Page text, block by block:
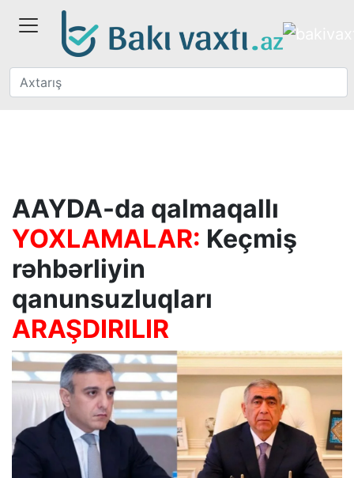
AAYDA-da qalmaqallı
YOXLAMALAR: Keçmiş
rəhbərliyin
qanunsuzluqları
ARAŞDIRILIR